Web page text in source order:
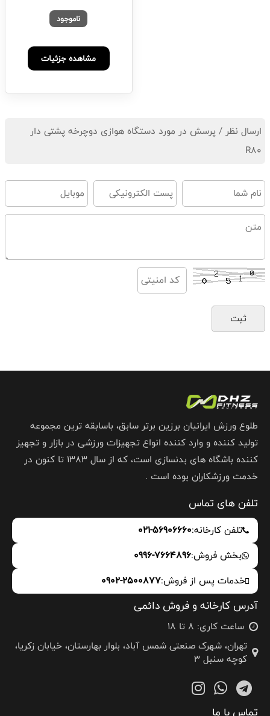
ناموجود
مشاهده جزئیات
ارسال نظر / پرسش در مورد دستگاه هوازی دوچرخه پشتی دار
R80
طلوع ورزش ایرانیان برزین برتر سابق، باسابقه ترین مجموعه
تولید کننده و وارد کننده انواع تجهیزات ورزشی در بازار و تجهیز
کننده باشگاه های بدنسازی است، که از سال 1383 تا کنون در
خدمت ورزشکاران بوده است .
تلفن های تماس
تلفن کارخانه:021-56906660
بخش فروش:0996-7664896
خدمات پس از فروش:0902-2500877
آدرس کارخانه و فروش دائمی
ساعت کاری: 8 تا 18
تهران، شهرک صنعتی شمس آباد، بلوار بهارستان، خیابان زکریا،
کوچه سنبل 3